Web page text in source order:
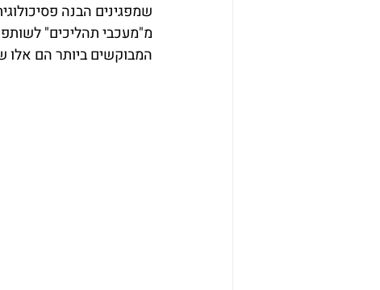
שמפגינים הבנה
המבוקשים ביותר הם אלו